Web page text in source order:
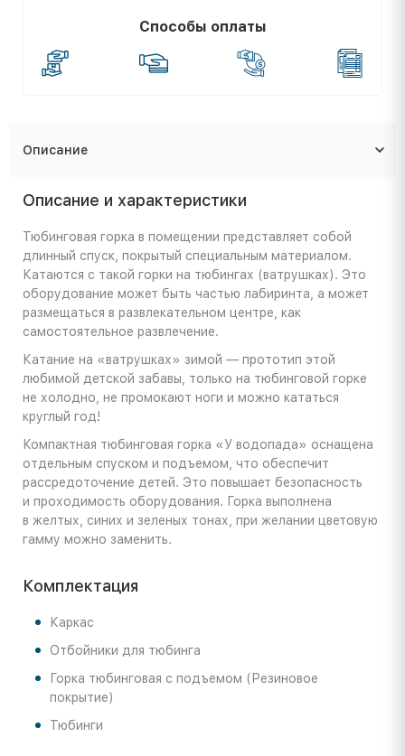
Способы оплаты
Описание
Описание и характеристики
Тюбинговая горка в помещении представляет собой
длинный спуск, покрытый специальным материалом.
Катаются с такой горки на тюбингах (ватрушках). Это
оборудование может быть частью лабиринта, а может
размещаться в развлекательном центре, как
самостоятельное развлечение.
Катание на «ватрушках» зимой — прототип этой
любимой детской забавы, только на тюбинговой горке
не холодно, не промокают ноги и можно кататься
круглый год!
Компактная тюбинговая горка «У водопада» оснащена
отдельным спуском и подъемом, что обеспечит
рассредоточение детей. Это повышает безопасность
и проходимость оборудования. Горка выполнена
в желтых, синих и зеленых тонах, при желании цветовую
гамму можно заменить.
Комплектация
Каркас
Отбойники для тюбинга
Горка тюбинговая с подъемом (Резиновое
покрытие)
Тюбинги